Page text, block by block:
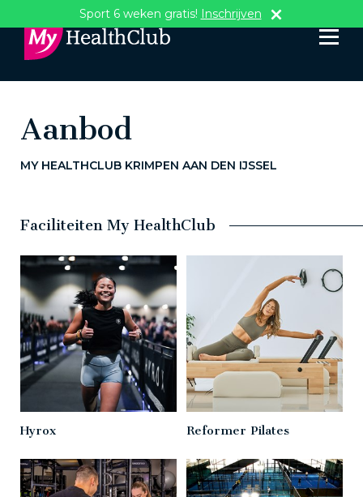
Sport 6 weken gratis! Inschrijven
Aanbod
MY HEALTHCLUB KRIMPEN AAN DEN IJSSEL
Faciliteiten My HealthClub
Hyrox Reformer Pilates